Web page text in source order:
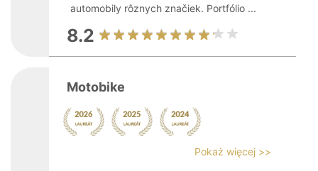
automobily rôznych značiek. Portfólio ...
8.2
Motobike
Pokaż więcej >>